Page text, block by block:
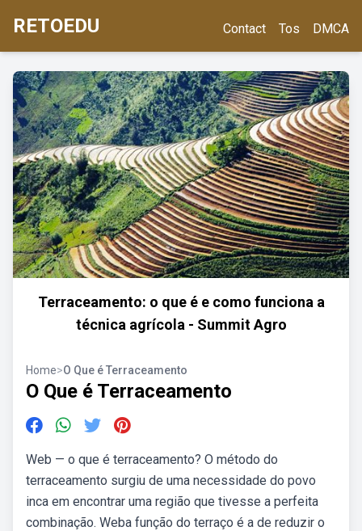
RETOEDU Contact Tos DMCA
Terraceamento: o que é e como funciona a
técnica agrícola - Summit Agro
Home>O Que é Terraceamento
O Que é Terraceamento
Web — o que é terraceamento? O método do
terraceamento surgiu de uma necessidade do povo
inca em encontrar uma região que tivesse a perfeita
combinação. Weba função do terraço é a de reduzir o